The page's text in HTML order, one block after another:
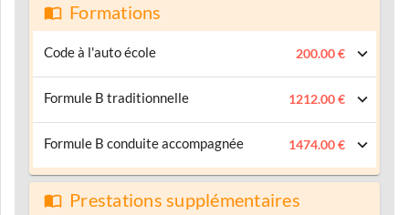
Formations
Code à l'auto école 200.00 €
Formule B traditionnelle 1212.00 €
Formule B conduite accompagnée 1474.00 €
Prestations supplémentaires